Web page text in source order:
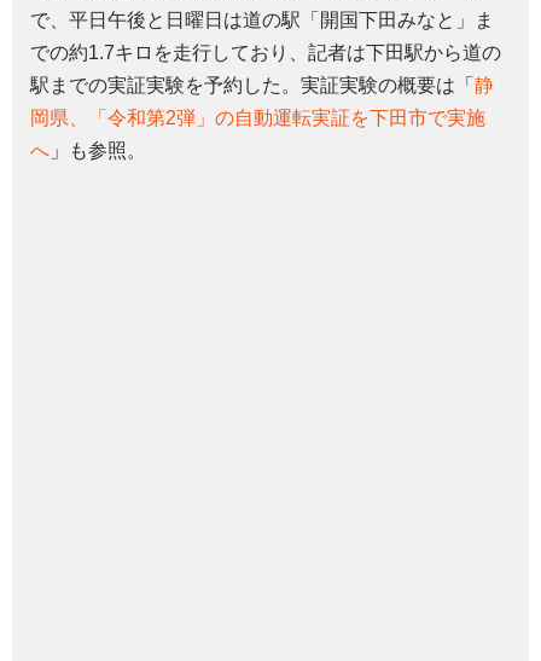
で、平日午後と日曜日は道の駅「開国下田みなと」ま
での約1.7キロを走行しており、記者は下田駅から道の
駅までの実証実験を予約した。実証実験の概要は「 静
岡県、「令和第2弾」の自動運転実証を下田市で実施
へ 」も参照。